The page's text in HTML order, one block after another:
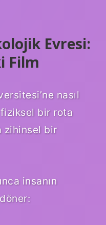
Evresi:
Film
nasıl
bir rota
zihinsel bir
insanın